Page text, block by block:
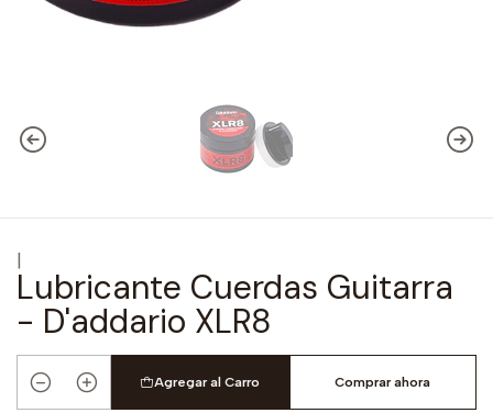
|
Lubricante Cuerdas Guitarra
- D'addario XLR8
Cantidad
Agregar al Carro Comprar ahora